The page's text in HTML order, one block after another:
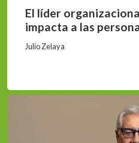
El líder
impacta a las
Julio Zelaya